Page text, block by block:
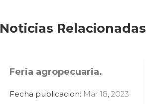
Noticias Relacionadas
Feria agropecuaria.
Fecha publicacion: Mar 18, 2023